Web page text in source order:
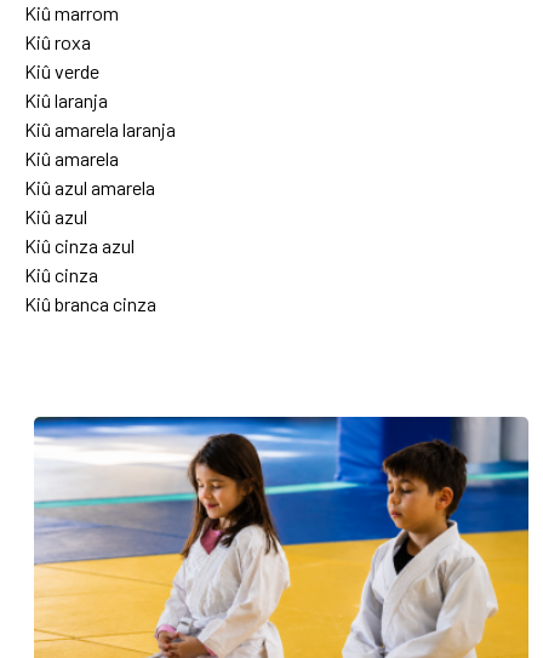
Kiû marrom
Kiû roxa
Kiû verde
Kiû laranja
Kiû amarela laranja
Kiû amarela
Kiû azul amarela
Kiû azul
Kiû cinza azul
Kiû cinza
Kiû branca cinza